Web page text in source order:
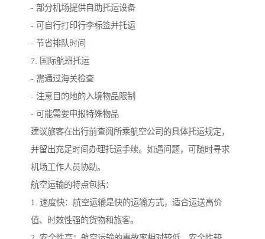
- 部分机场提供自助托运设备
- 可自行打印行李标签并托运
- 节省排队时间
7. 国际航班托运
- 需通过海关检查
- 注意目的地的入境物品限制
- 可能需要申报特殊物品
建议旅客在出行前查阅所乘航空公司的具体托运规定，
并留出充足时间办理托运手续。如遇问题，可随时寻求
机场工作人员协助。
航空运输的特点包括：
1. 速度快：航空运输是快的运输方式，适合运送高价
值、时效性强的货物和旅客。